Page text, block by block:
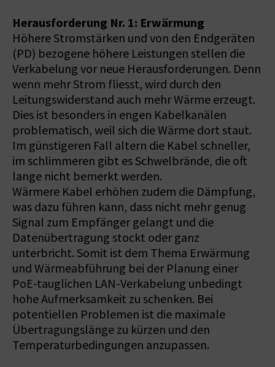
Herausforderung Nr. 1: Erwärmung
Höhere Stromstärken und von den Endgeräten
(PD) bezogene höhere Leistungen stellen die
Verkabelung vor neue Herausforderungen. Denn
wenn mehr Strom fliesst, wird durch den
Leitungswiderstand auch mehr Wärme erzeugt.
Dies ist besonders in engen Kabelkanälen
problematisch, weil sich die Wärme dort staut.
Im günstigeren Fall altern die Kabel schneller,
im schlimmeren gibt es Schwelbrände, die oft
lange nicht bemerkt werden.
Wärmere Kabel erhöhen zudem die Dämpfung,
was dazu führen kann, dass nicht mehr genug
Signal zum Empfänger gelangt und die
Datenübertragung stockt oder ganz
unterbricht. Somit ist dem Thema Erwärmung
und Wärmeabführung bei der Planung einer
PoE-tauglichen LAN-Verkabelung unbedingt
hohe Aufmerksamkeit zu schenken. Bei
potentiellen Problemen ist die maximale
Übertragungslänge zu kürzen und den
Temperaturbedingungen anzupassen.